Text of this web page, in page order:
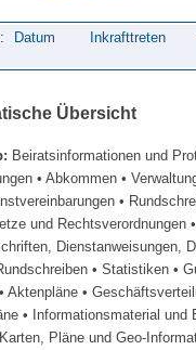
Datum Inkrafttreten
Übersicht
Beiratsinformationen und
• Abkommen •
•
und Rechtsverordnungen •
Dienstanweisungen,
• Statistiken •
• Aktenpläne •
• Informationsmaterial und
Pläne und Geo-